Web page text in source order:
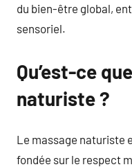
du bien-être global,
sensoriel.
Qu’est-ce
naturiste ?
Le massage naturiste
fondée sur le respect